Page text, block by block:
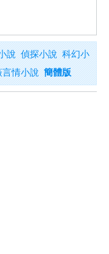
說 偵探小說 科幻小
言情小說 簡體版